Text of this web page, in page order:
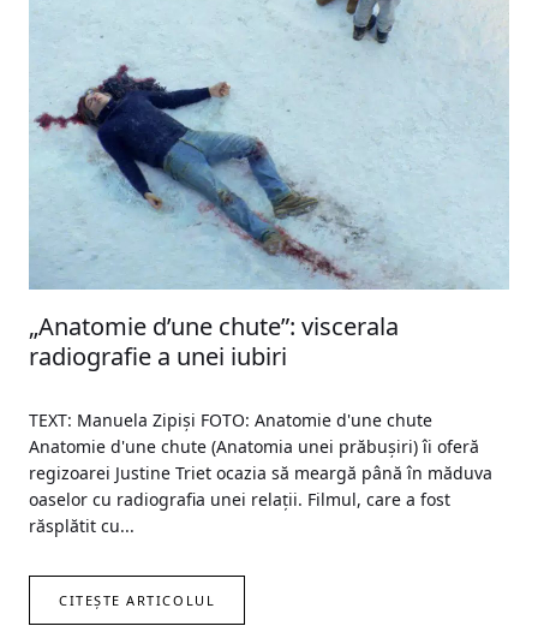
„Anatomie d’une chute”: viscerala
radiografie a unei iubiri
TEXT: Manuela Zipiși FOTO: Anatomie d'une chute
Anatomie d'une chute (Anatomia unei prăbușiri) îi oferă
regizoarei Justine Triet ocazia să meargă până în măduva
oaselor cu radiografia unei relații. Filmul, care a fost
răsplătit cu...
CITEȘTE ARTICOLUL